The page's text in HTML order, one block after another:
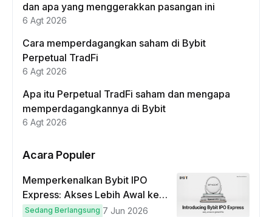
dan apa yang menggerakkan pasangan ini
6 Agt 2026
Cara memperdagangkan saham di Bybit
Perpetual TradFi
6 Agt 2026
Apa itu Perpetual TradFi saham dan mengapa
memperdagangkannya di Bybit
6 Agt 2026
Acara Populer
Memperkenalkan Bybit IPO
Express: Akses Lebih Awal ke
IPO Global!
Sedang Berlangsung 7 Jun 2026